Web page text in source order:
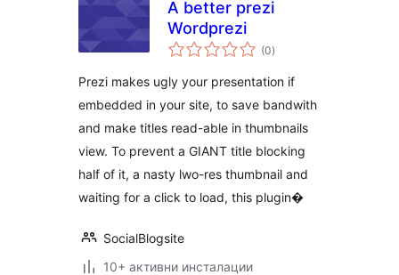
A better prezi
Wordprezi
(0общо
оценки
)
Prezi makes ugly your presentation if
embedded in your site, to save bandwith
and make titles read-able in thumbnails
view. To prevent a GIANT title blocking
half of it, a nasty lwo-res thumbnail and
waiting for a click to load, this plugin�
SocialBlogsite
10+ активни инсталации